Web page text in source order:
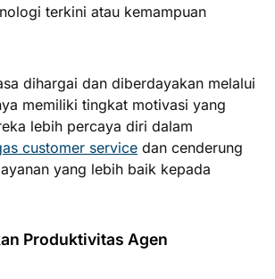
terkini atau kemampuan
dihargai dan diberdayakan melalui
memiliki tingkat motivasi yang
lebih percaya diri dalam
customer service dan cenderung
yang lebih baik kepada
Produktivitas Agen